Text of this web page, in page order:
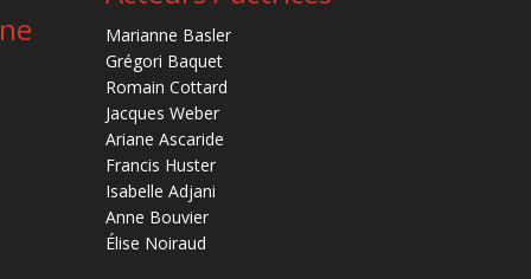
Marianne Basler
Grégori Baquet
Romain Cottard
Jacques Weber
Ariane Ascaride
Francis Huster
Isabelle Adjani
Anne Bouvier
Élise Noiraud